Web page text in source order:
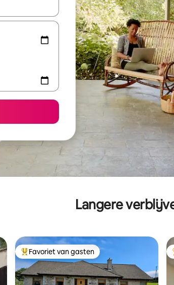
zijn, maak je een keuze met je de pijltjestoetsen
Langere
Topfavoriet van gasten
Favoriet van gasten